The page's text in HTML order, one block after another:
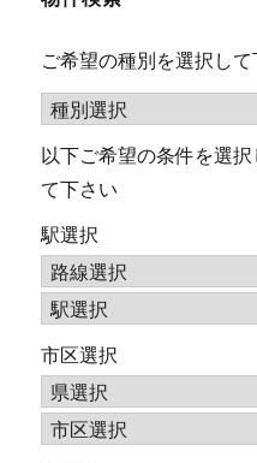
ご希望の種別を選択して
以下ご希望の条件を選
て下さい
駅選択
市区選択